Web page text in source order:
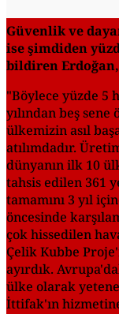
Güvenlik ve
ise şimdiden
bildiren
"Böylece yüzde 5
yılından beş
ülkemizin asıl
atılımdadır.
dünyanın ilk 10
tahsis edilen 361
tamamını 3 yıl
öncesinde
çok hissedilen
Çelik Kubbe
ayırdık.
ülke olarak
İttifak'ın